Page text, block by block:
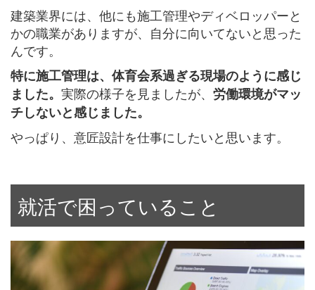
建築業界には、他にも施工管理やディベロッパーと
かの職業がありますが、自分に向いてないと思った
んです。
特に施工管理は、体育会系過ぎる現場のように感じ
ました。 実際の様子を見ましたが、 労働環境がマッ
チしないと感じました。
やっぱり、意匠設計を仕事にしたいと思います。
就活で困っていること